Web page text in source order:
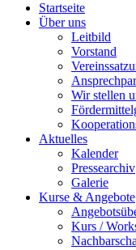
Startseite
Über uns
Leitbild
Vorstand
Wir stellen
Aktuelles
Kalender
Pressearchiv
Galerie
Kurse & Angebote
Kurs /